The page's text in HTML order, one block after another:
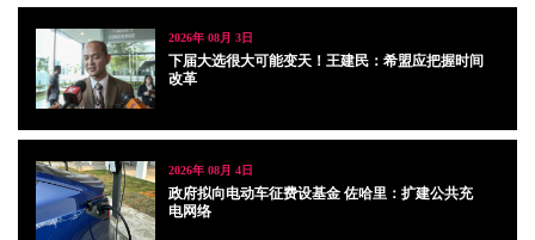
2026年 08月 3日
下届大选很大可能变天！王建民：希盟应把握时间
改革
2026年 08月 4日
政府拟向电动车征费设基金 佐哈里：扩建公共充
电网络